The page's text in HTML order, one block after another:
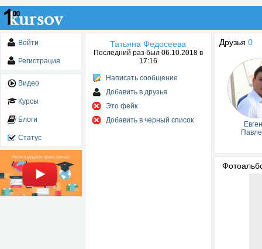
Войти
Регистрация
Видео
Курсы
Блоги
Статус
Татьяна Федосеева
Последний раз был 06.10.2018 в
17:16
Написать сообщение
Добавить в друзья
Это фейк
Добавить в черный список
Друзья 0